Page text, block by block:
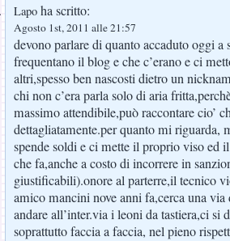
Lapo ha scritto:
Agosto 1st, 2011 alle 21:57
devono parlare di quanto accaduto oggi a
frequentano il blog e che c’erano e ci
altri,spesso ben nascosti dietro un
chi non c’era parla solo di aria
massimo attendibile,può raccontare cio’
dettagliatamente.per quanto mi riguarda,
spende soldi e ci mette il proprio viso ed
che fa,anche a costo di incorrere in
giustificabili).onore al parterre,il tecnico
amico mancini nove anni fa,cerca una
andare all’inter.via i leoni da tastiera,ci si
soprattutto faccia a faccia, nel pieno